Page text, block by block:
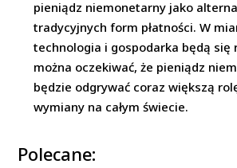
pieniądz niemonetarny jako
tradycyjnych form płatności. W
technologia i gospodarka będą się
można oczekiwać, że pieniądz
będzie odgrywać coraz większą
wymiany na całym świecie.
Polecane: